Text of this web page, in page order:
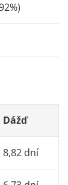
Dážď
8,82 dní